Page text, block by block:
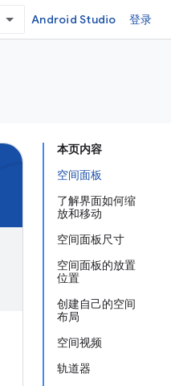
Android Studio 登录
本页内容
空间面板
了解界面如何缩
放和移动
空间面板尺寸
空间面板的放置
位置
创建自己的空间
布局
空间视频
轨道器